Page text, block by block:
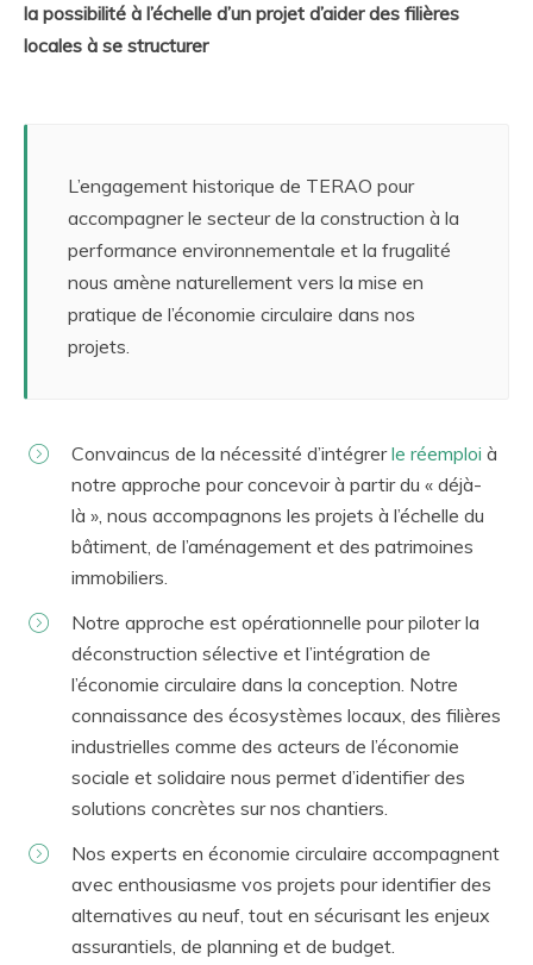
la possibilité à l’échelle d’un projet d’aider des filières
locales à se structurer
L’engagement historique de TERAO pour
accompagner le secteur de la construction à la
performance environnementale et la frugalité
nous amène naturellement vers la mise en
pratique de l’économie circulaire dans nos
projets.
Convaincus de la nécessité d’intégrerle réemploi à
notre approche pour concevoir à partir du « déjà-
là », nous accompagnons les projets à l’échelle du
bâtiment, de l’aménagement et des patrimoines
immobiliers.
Notre approche est opérationnelle pour piloter la
déconstruction sélective et l’intégration de
l’économie circulaire dans la conception. Notre
connaissance des écosystèmes locaux, des filières
industrielles comme des acteurs de l’économie
sociale et solidaire nous permet d’identifier des
solutions concrètes sur nos chantiers.
Nos experts en économie circulaire accompagnent
avec enthousiasme vos projets pour identifier des
alternatives au neuf, tout en sécurisant les enjeux
assurantiels, de planning et de budget.